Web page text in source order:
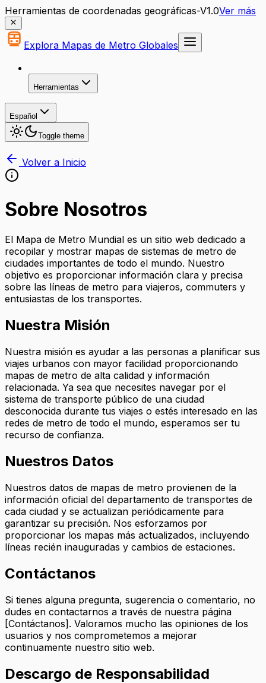
Herramientas de coordenadas geográficas-V1.0Ver más
Explora Mapas de Metro Globales
Herramientas
Español
Toggle theme
Volver a Inicio
Sobre Nosotros
El Mapa de Metro Mundial es un sitio web dedicado a
recopilar y mostrar mapas de sistemas de metro de
ciudades importantes de todo el mundo. Nuestro
objetivo es proporcionar información clara y precisa
sobre las líneas de metro para viajeros, commuters y
entusiastas de los transportes.
Nuestra Misión
Nuestra misión es ayudar a las personas a planificar sus
viajes urbanos con mayor facilidad proporcionando
mapas de metro de alta calidad y información
relacionada. Ya sea que necesites navegar por el
sistema de transporte público de una ciudad
desconocida durante tus viajes o estés interesado en las
redes de metro de todo el mundo, esperamos ser tu
recurso de confianza.
Nuestros Datos
Nuestros datos de mapas de metro provienen de la
información oficial del departamento de transportes de
cada ciudad y se actualizan periódicamente para
garantizar su precisión. Nos esforzamos por
proporcionar los mapas más actualizados, incluyendo
líneas recién inauguradas y cambios de estaciones.
Contáctanos
Si tienes alguna pregunta, sugerencia o comentario, no
dudes en contactarnos a través de nuestra página
[Contáctanos]. Valoramos mucho las opiniones de los
usuarios y nos comprometemos a mejorar
continuamente nuestro sitio web.
Descargo de Responsabilidad